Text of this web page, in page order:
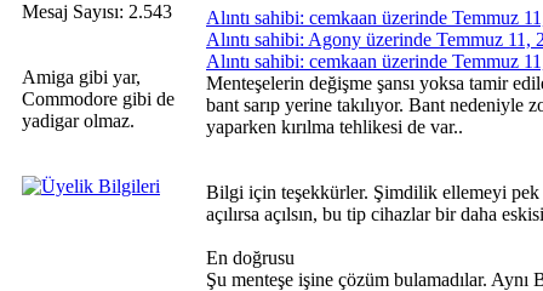
Mesaj Sayısı: 2.543
Amiga gibi yar,
Commodore gibi de
yadigar olmaz.
Alıntı sahibi: cemkaan üzerinde Temmuz
Alıntı sahibi: Agony üzerinde Temmuz 11,
Alıntı sahibi: cemkaan üzerinde Temmuz
Menteşelerin değişme şansı yoksa tamir
bant sarıp yerine takılıyor. Bant
yaparken kırılma tehlikesi de var..
Bilgi için teşekkürler. Şimdilik ellemeyi pek
açılırsa açılsın, bu tip cihazlar bir daha
En doğrusu
Şu menteşe işine çözüm bulamadılar.